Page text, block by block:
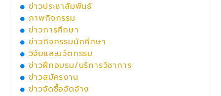
ข่าวประชาสัมพันธ์
ภาพกิจกรรม
ข่าวการศึกษา
ข่าวกิจกรรมนักศึกษา
วิจัยและนวัตกรรม
ข่าวฝึกอบรม/บริการวิชาการ
ข่าวสมัครงาน
ข่าวจัดซื้อจัดจ้าง